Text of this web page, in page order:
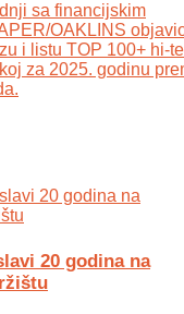
sa financijskim
OAKLINS
i listu TOP 100+ hi-
za 2025. godinu
20 godina na